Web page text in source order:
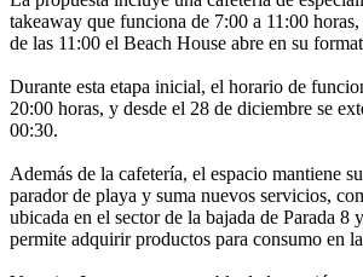
takeaway que funciona de 7:00 a 11:00
de las 11:00 el Beach House abre en su
Durante esta etapa inicial, el horario de
20:00 horas, y desde el 28 de diciembre se
00:30.
Además de la cafetería, el espacio mantiene
parador de playa y suma nuevos servicios,
ubicada en el sector de la bajada de Parada 8
permite adquirir productos para consumo en